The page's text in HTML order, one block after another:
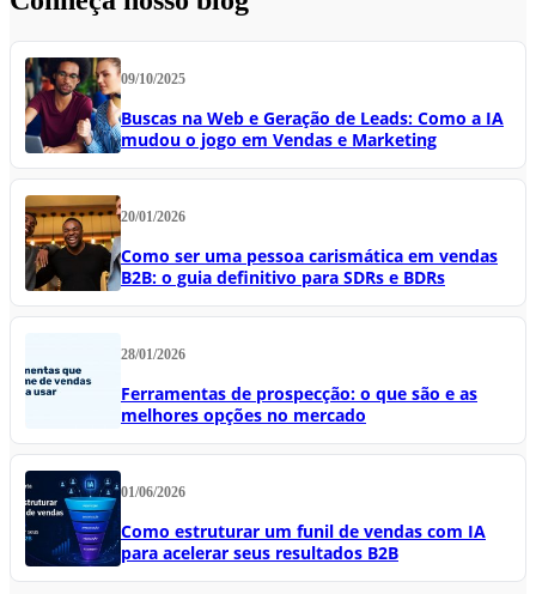
09/10/2025
Buscas na Web e Geração de Leads: Como a IA
mudou o jogo em Vendas e Marketing
20/01/2026
Como ser uma pessoa carismática em vendas
B2B: o guia definitivo para SDRs e BDRs
28/01/2026
Ferramentas de prospecção: o que são e as
melhores opções no mercado
01/06/2026
Como estruturar um funil de vendas com IA
para acelerar seus resultados B2B